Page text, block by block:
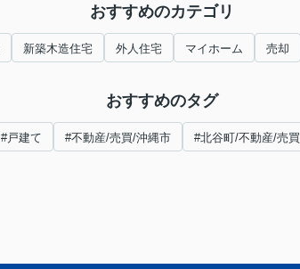
おすすめのカテゴリ
新築木造住宅 外人住宅 マイホーム 売却
おすすめのタグ
#戸建て #不動産/売買/沖縄市 #北谷町/不動産/売買